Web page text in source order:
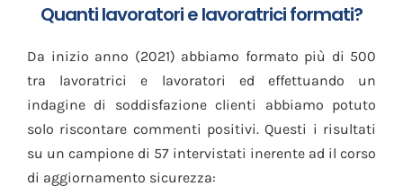
Quanti lavoratori e lavoratrici formati?
Da inizio anno (2021) abbiamo formato più di 500
tra lavoratrici e lavoratori ed effettuando un
indagine di soddisfazione clienti abbiamo potuto
solo riscontare commenti positivi. Questi i risultati
su un campione di 57 intervistati inerente ad il corso
di aggiornamento sicurezza: